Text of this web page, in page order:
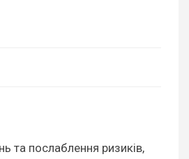
та послаблення ризиків,